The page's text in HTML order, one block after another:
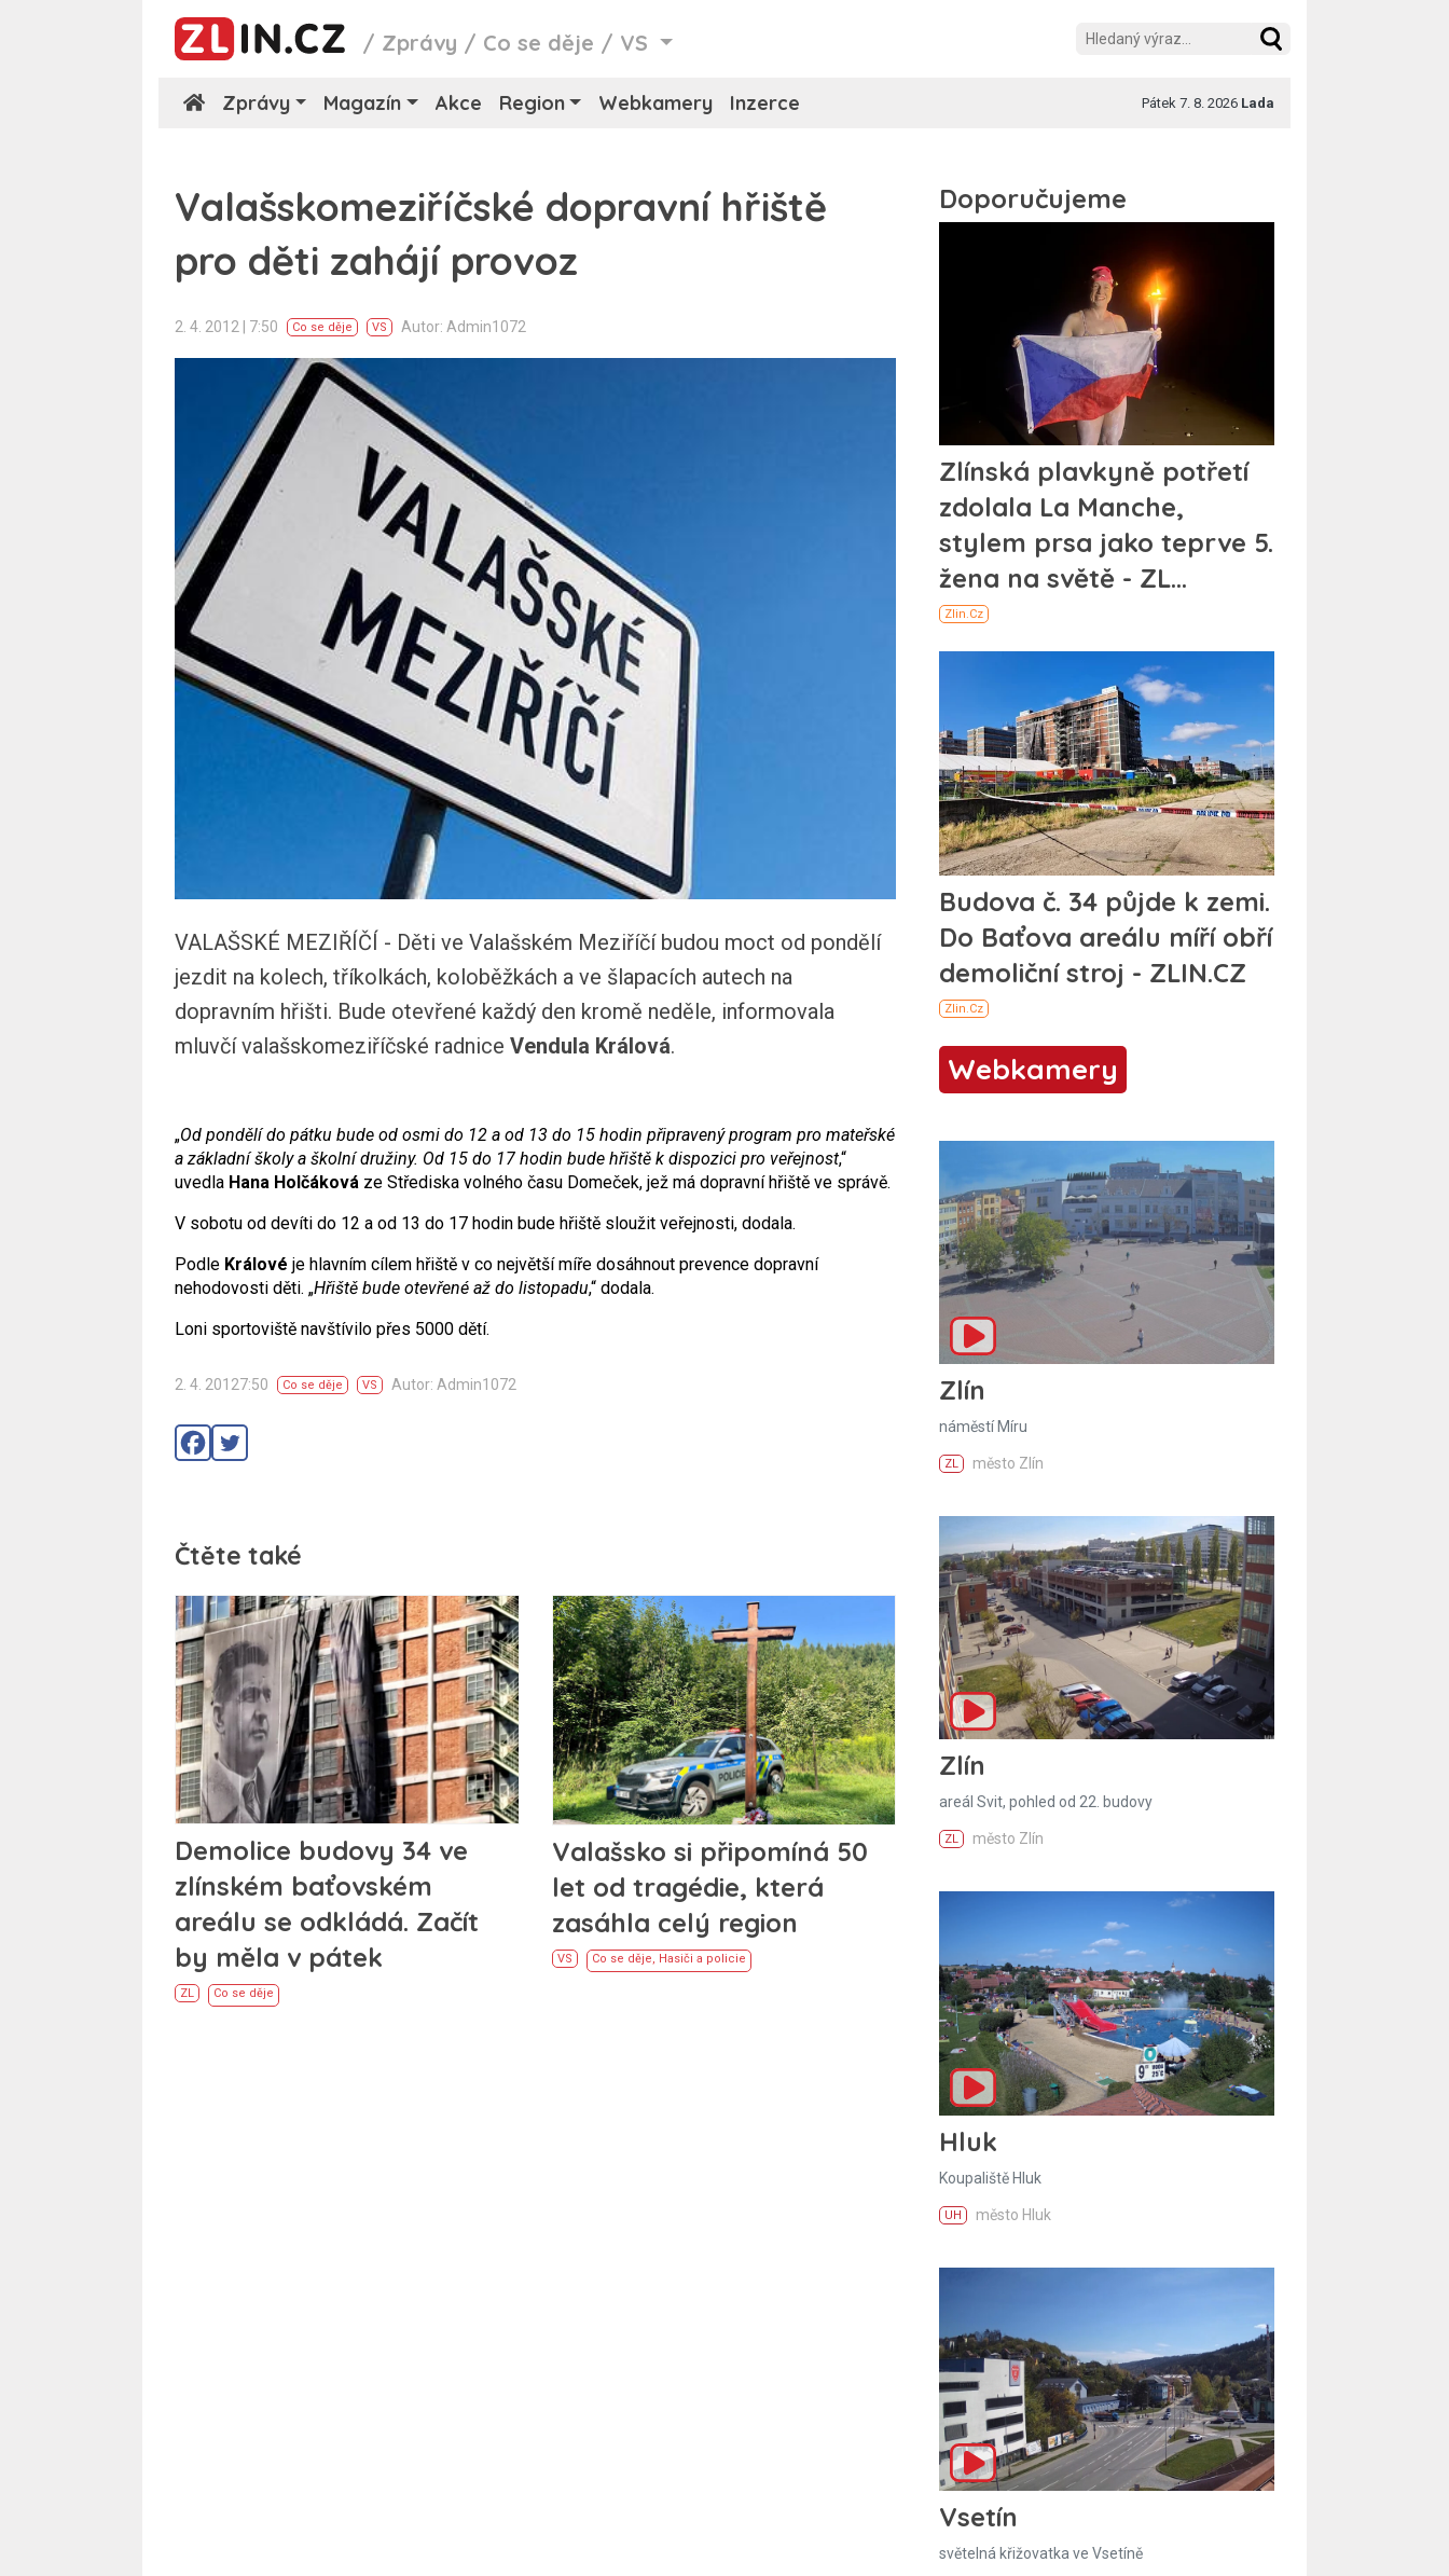
/ Zprávy / Co se děje / VS
Zprávy Magazín Akce Region Webkamery Inzerce Pátek 7. 8. 2026 Lada
Valašskomeziříčské dopravní hřiště
pro děti zahájí provoz
2. 4. 2012 | 7:50 Co se děje VS Autor: Admin1072
VALAŠSKÉ MEZIŘÍČÍ - Děti ve Valašském Meziříčí budou moct od pondělí
jezdit na kolech, tříkolkách, koloběžkách a ve šlapacích autech na
dopravním hřišti. Bude otevřené každý den kromě neděle, informovala
mluvčí valašskomeziříčské radnice Vendula Králová.
„Od pondělí do pátku bude od osmi do 12 a od 13 do 15 hodin připravený program pro mateřské
a základní školy a školní družiny. Od 15 do 17 hodin bude hřiště k dispozici pro veřejnost,“
uvedla Hana Holčáková ze Střediska volného času Domeček, jež má dopravní hřiště ve správě.
V sobotu od devíti do 12 a od 13 do 17 hodin bude hřiště sloužit veřejnosti, dodala.
Podle Králové je hlavním cílem hřiště v co největší míře dosáhnout prevence dopravní
nehodovosti děti. „Hřiště bude otevřené až do listopadu,“ dodala.
Loni sportoviště navštívilo přes 5000 dětí.
2. 4. 20127:50 Co se děje VS Autor: Admin1072
Čtěte také
Demolice budovy 34 ve
zlínském baťovském
areálu se odkládá. Začít
by měla v pátek
ZL Co se děje
Valašsko si připomíná 50
let od tragédie, která
zasáhla celý region
VS Co se děje Hasiči a policie
Webkamery
Zlín
náměstí Míru
ZL město Zlín
Zlín
areál Svit, pohled od 22. budovy
ZL město Zlín
Hluk
Koupaliště Hluk
UH město Hluk
Vsetín
světelná křižovatka ve Vsetíně